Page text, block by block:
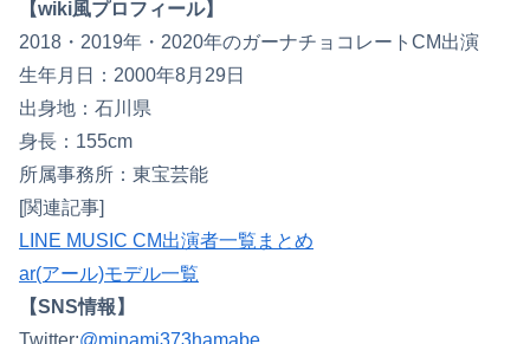
【wiki風プロフィール】
2018・2019年・2020年のガーナチョコレートCM出演
生年月日：2000年8月29日
出身地：石川県
身長：155cm
所属事務所：東宝芸能
[関連記事]
LINE MUSIC CM出演者一覧まとめ
ar(アール)モデル一覧
【SNS情報】
Twitter:@minami373hamabe